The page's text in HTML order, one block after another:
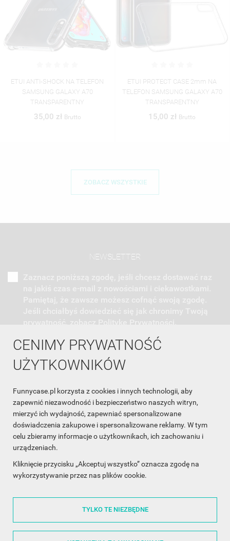
CENIMY PRYWATNOŚĆ
UŻYTKOWNIKÓW
Funnycase.pl korzysta z cookies i innych technologii, aby
zapewnić niezawodność i bezpieczeństwo naszych witryn,
mierzyć ich wydajność, zapewniać spersonalizowane
doświadczenia zakupowe i spersonalizowane reklamy. W tym
celu zbieramy informacje o użytkownikach, ich zachowaniu i
urządzeniach.
Kliknięcie przycisku „Akceptuj wszystko” oznacza zgodę na
wykorzystywanie przez nas plików cookie.
TYLKO TE NIEZBĘDNE
ETUI PROTECT CASE 2mm NA
TELEFON SAMSUNG GALAXY A70
TRANSPARENTNY
15,00 złBrutto
ETUI ANTI-SHOCK NA TELEFON
SAMSUNG GALAXY A70 ST_CUTE-
POCKET-2020-1-101
46,06 złBrutto
ZOBACZ WSZYSTKIE
NEWSLETTER
INFORMACJA O SKLEPIE
INFORMACJE
OBSŁUGA KLIENTA
WSPÓŁPRACA
ŚLEDŹ NAS NA FACEBOOKU
Made with❤in Poland